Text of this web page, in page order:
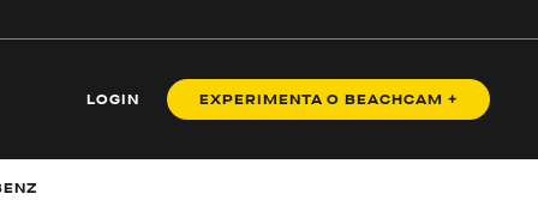
LOGIN EXPERIMENTA O BEACHCAM +